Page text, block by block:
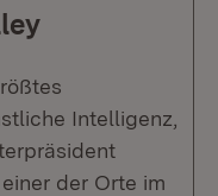
Intelligenz,
der Orte im